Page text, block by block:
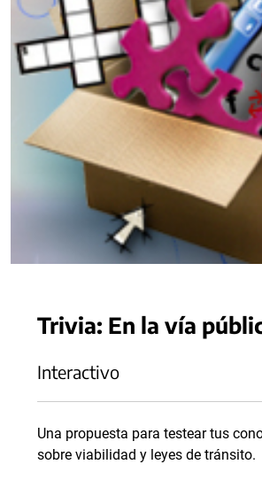
Trivia: En la vía
Interactivo
Una propuesta para testear tus
sobre viabilidad y leyes de tránsito.